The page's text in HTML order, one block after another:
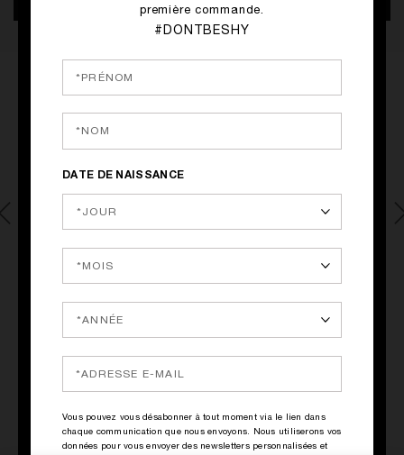
première commande.
#DONTBESHY
DATE DE NAISSANCE
Vous pouvez vous désabonner à tout moment via le lien dans
chaque communication que nous envoyons. Nous utiliserons vos
données pour vous envoyer des newsletters personnalisées et